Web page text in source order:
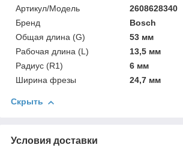
Артикул/Модель
2608628340
Бренд
Bosch
Общая длина (G)
53 мм
Рабочая длина (L)
13,5 мм
Радиус (R1)
6 мм
Ширина фрезы
24,7 мм
Скрыть
Условия доставки